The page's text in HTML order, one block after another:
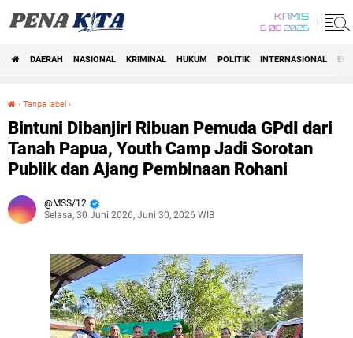
KAMIS
6 08 2026
DAERAH NASIONAL KRIMINAL HUKUM POLITIK INTERNASIONAL
› Tanpa label ›
Bintuni Dibanjiri Ribuan Pemuda GPdI dari
Tanah Papua, Youth Camp Jadi Sorotan
Publik dan Ajang Pembinaan Rohani
MSS/12
Selasa, 30 Juni 2026, Juni 30, 2026 WIB